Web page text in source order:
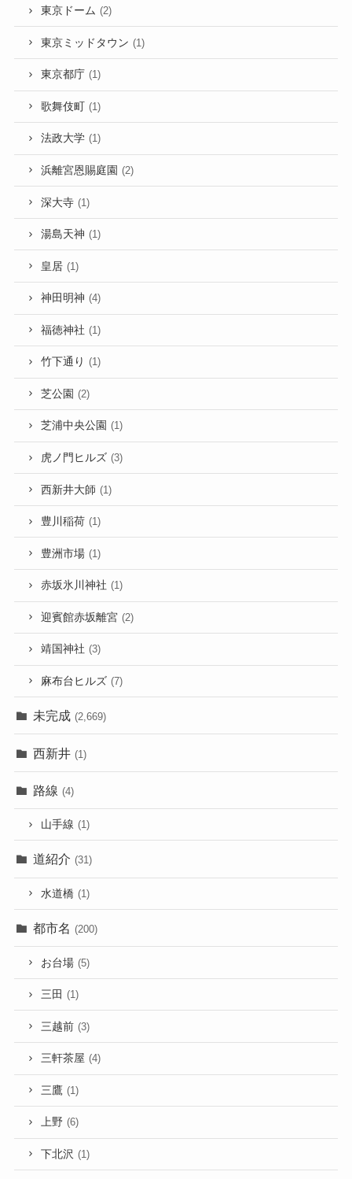
東京ドーム (2)
東京ミッドタウン (1)
東京都庁 (1)
歌舞伎町 (1)
法政大学 (1)
浜離宮恩賜庭園 (2)
深大寺 (1)
湯島天神 (1)
皇居 (1)
神田明神 (4)
福徳神社 (1)
竹下通り (1)
芝公園 (2)
芝浦中央公園 (1)
虎ノ門ヒルズ (3)
西新井大師 (1)
豊川稲荷 (1)
豊洲市場 (1)
赤坂氷川神社 (1)
迎賓館赤坂離宮 (2)
靖国神社 (3)
麻布台ヒルズ (7)
未完成 (2,669)
西新井 (1)
路線 (4)
山手線 (1)
道紹介 (31)
水道橋 (1)
都市名 (200)
お台場 (5)
三田 (1)
三越前 (3)
三軒茶屋 (4)
三鷹 (1)
上野 (6)
下北沢 (1)